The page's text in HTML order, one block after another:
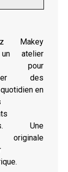
Makey
un atelier
pour
des
en
Une
originale